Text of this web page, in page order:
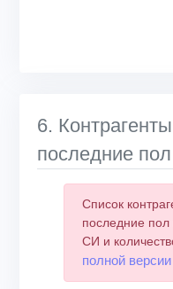
6.
последние
Список
последние пол
СИ и
полной